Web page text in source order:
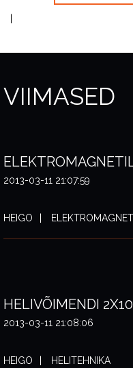
VIIMASED
2013-03-11 21:07:59
HEIGO
HELIVÕIMENDI
2013-03-11 21:08:06
HEIGO HELITEHNIKA